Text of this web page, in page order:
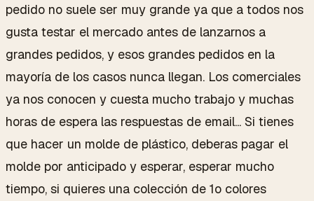
pedido no suele ser muy grande ya que a todos nos
gusta testar el mercado antes de lanzarnos a
grandes pedidos, y esos grandes pedidos en la
mayoría de los casos nunca llegan. Los comerciales
ya nos conocen y cuesta mucho trabajo y muchas
horas de espera las respuestas de email... Si tienes
que hacer un molde de plástico, deberas pagar el
molde por anticipado y esperar, esperar mucho
tiempo, si quieres una colección de 1o colores